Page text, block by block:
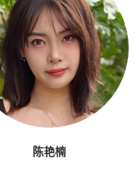
陈艳楠